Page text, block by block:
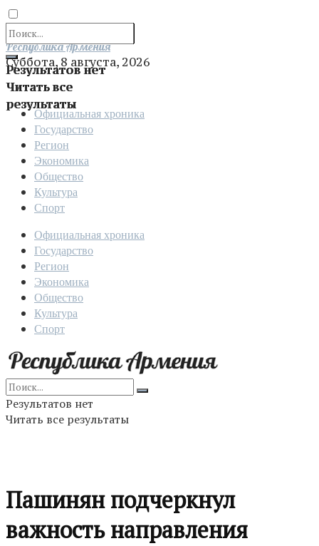
Результатов нет
Читать все
результаты
Отправить
Республика Армения
Суббота, 8 августа, 2026
Официальная хроника
Государство
Регион
Экономика
Общество
Культура
Спорт
Официальная хроника
Государство
Регион
Экономика
Общество
Культура
Спорт
Результатов нет
Читать все результаты
Пашинян подчеркнул
важность направления